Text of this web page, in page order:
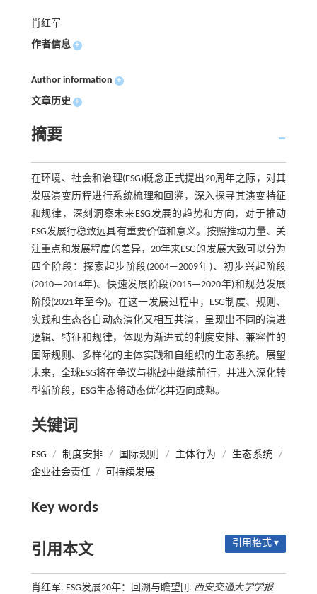
肖红军
作者信息 +
Author information +
文章历史 +
摘要
在环境、社会和治理(ESG)概念正式提出20周年之际，对其
发展演变历程进行系统梳理和回溯，深入探寻其演变特征
和规律，深刻洞察未来ESG发展的趋势和方向，对于推动
ESG发展行稳致远具有重要价值和意义。按照推动力量、关
注重点和发展程度的差异，20年来ESG的发展大致可以分为
四个阶段：探索起步阶段(2004—2009年)、初步兴起阶段
(2010—2014年)、快速发展阶段(2015—2020年)和规范发展
阶段(2021年至今)。在这一发展过程中，ESG制度、规则、
实践和生态各自动态演化又相互共演，呈现出不同的演进
逻辑、特征和规律，体现为渐进式的制度安排、兼容性的
国际规则、多样化的主体实践和自组织的生态系统。展望
未来，全球ESG将在争议与挑战中继续前行，并进入深化转
型新阶段，ESG生态将动态优化并迈向成熟。
关键词
ESG / 制度安排 / 国际规则 / 主体行为 / 生态系统
/
企业社会责任 / 可持续发展
Key words
引用本文 引用格式 ▾
肖红军. ESG发展20年：回溯与瞻望[J]. 西安交通大学学报